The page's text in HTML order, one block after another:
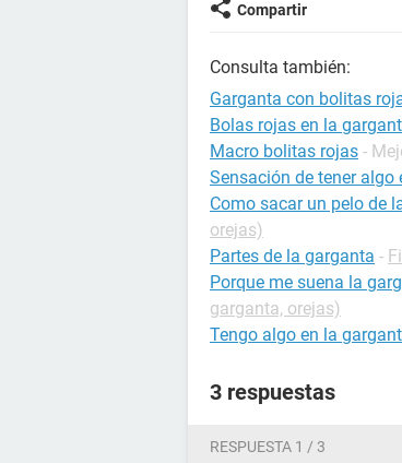
Compartir
Consulta también:
Garganta con bolitas
Bolas rojas en la
Macro bolitas rojas -
Sensación de tener
Como sacar un pelo de
orejas)
Partes de la garganta -
Porque me suena la
garganta, orejas)
Tengo algo en la
3 respuestas
RESPUESTA 1 / 3